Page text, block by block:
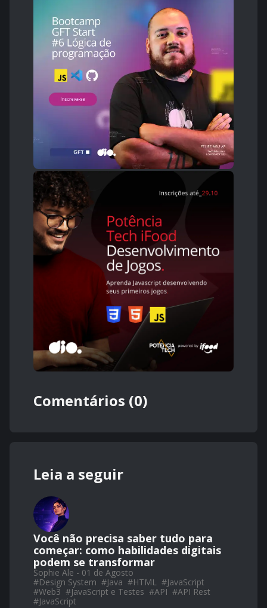
Comentários (0)
Leia a seguir
Você não precisa saber tudo para
começar: como habilidades digitais
podem se transformar
Sophie Ale - 01 de Agosto
#Design System #Java #HTML #JavaScript
#Web3 #JavaScript e Testes #API #API Rest
#JavaScript